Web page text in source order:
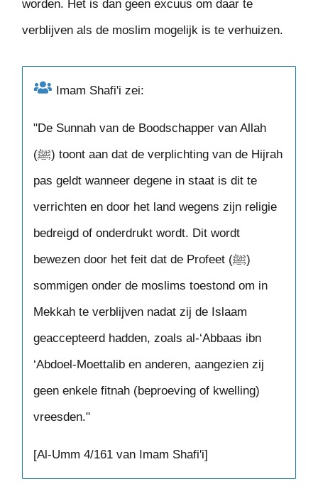
worden. Het is dan geen excuus om daar te
verblijven als de moslim mogelijk is te verhuizen.
Imam Shafi'i zei:
"De Sunnah van de Boodschapper van Allah
(ﷺ) toont aan dat de verplichting van de Hijrah
pas geldt wanneer degene in staat is dit te
verrichten en door het land wegens zijn religie
bedreigd of onderdrukt wordt. Dit wordt
bewezen door het feit dat de Profeet (ﷺ)
sommigen onder de moslims toestond om in
Mekkah te verblijven nadat zij de Islaam
geaccepteerd hadden, zoals al-‘Abbaas ibn
‘Abdoel-Moettalib en anderen, aangezien zij
geen enkele fitnah (beproeving of kwelling)
vreesden."
[Al-Umm 4/161 van Imam Shafi'i]